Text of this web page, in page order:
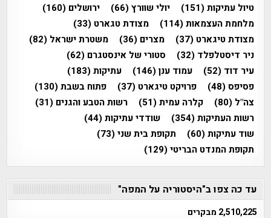
טיול עתיקות(151) יולי שוורץ(66) ירושלים (160)
מלחמת העצמאות(114) מצודת טגארט (33)
מצודת טיגארט (37) מצרים (36) משטרת ישראל (82)
ניר דיסטלפלד (32) סטורי של אינסטגרם (62)
עיר דוד (52) עמוד ענן(146) עתיקות(183)
פסיפס(48) פרויקט טיגארט (37) פתוח בשבת(130)
צה"ל (80) קלרה עמית(51) רשות הטבע והגנים (31)
רשות העתיקות(354) שודדי עתיקות(44)
שוד עתיקות(60) תקופת בית שני(73)
תקופת המנדט הבריטי(129)
עד כה צפו ב"היסטוריה על המפה"
2,510,225 מבקרים